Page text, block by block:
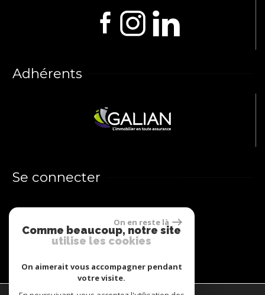
Adhérents
Se connecter
Espace propriétaires
On en reste là
Comme beaucoup, notre site
utilise les cookies
On aimerait vous accompagner pendant
votre visite.